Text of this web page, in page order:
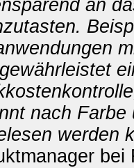
an
nach
werden
bei